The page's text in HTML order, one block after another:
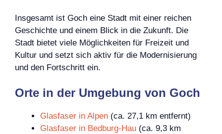
Insgesamt ist Goch eine Stadt mit einer reichen
Geschichte und einem Blick in die Zukunft. Die
Stadt bietet viele Möglichkeiten für Freizeit und
Kultur und setzt sich aktiv für die Modernisierung
und den Fortschritt ein.
Orte in der Umgebung von Goch
Glasfaser in Alpen (ca. 27,1 km entfernt)
Glasfaser in Bedburg-Hau (ca. 9,3 km